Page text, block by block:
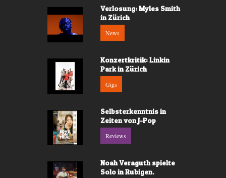
Verlosung: Myles Smith
in Zürich
News
Konzertkritik: Linkin
Park in Zürich
Gigs
Selbsterkenntnis in
Zeiten von J-Pop
Reviews
Noah Veraguth spielte
Solo in Rubigen.